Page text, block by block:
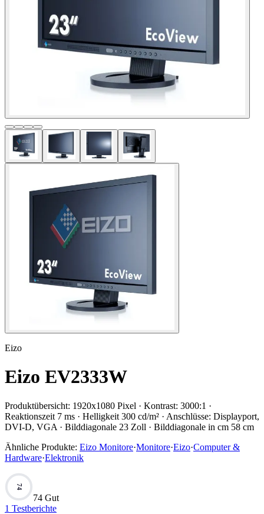
Eizo
Eizo EV2333W
Produktübersicht: 1920x1080 Pixel · Kontrast: 3000:1 ·
Reaktionszeit 7 ms · Helligkeit 300 cd/m² · Anschlüsse: Displayport,
DVI-D, VGA · Bilddiagonale 23 Zoll · Bilddiagonale in cm 58 cm
Ähnliche Produkte: Eizo Monitore·Monitore·Eizo·Computer &
Hardware·Elektronik
74
74 Gut
1 Testberichte